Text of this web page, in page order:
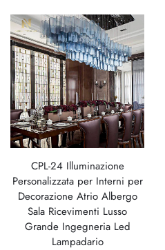
CPL-24 Illuminazione
Personalizzata per Interni per
Decorazione Atrio Albergo
Sala Ricevimenti Lusso
Grande Ingegneria Led
Lampadario